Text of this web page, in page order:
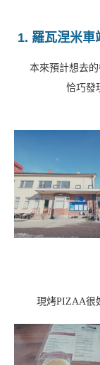
1. 羅瓦涅米
本來預計想去
恰巧發
現烤PIZAA很